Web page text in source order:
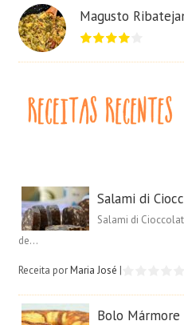
Magusto
Salami di
Salami di
de...
Receita porMaria José |
Bolo Mármore